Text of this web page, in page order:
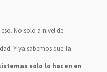
No solo a nivel de
Y ya sabemos que la
solo lo hacen en